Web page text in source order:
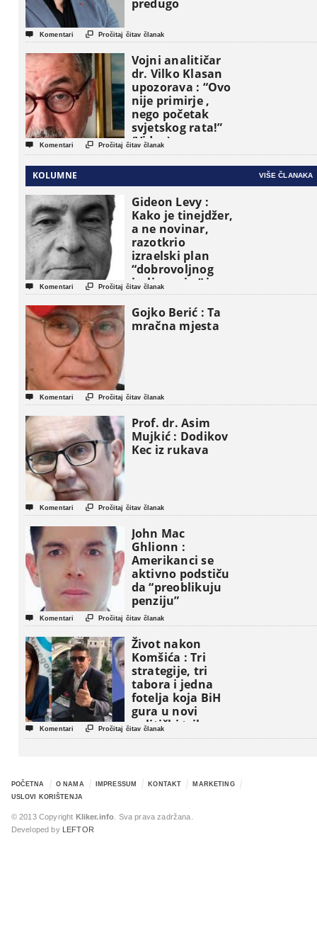
predugo
 Komentari  Pročitaj čitav članak
Vojni analitičar
dr. Vilko Klasan
upozorava : “Ovo
nije primirje ,
nego početak
svjetskog rata!”
(Video)
 Komentari  Pročitaj čitav članak
KOLUMNE VIŠE ČLANAKA
Gideon Levy :
Kako je tinejdžer,
a ne novinar,
razotkrio
izraelski plan
“dobrovoljnog
iseljavanja ” iz
Gaze
 Komentari  Pročitaj čitav članak
Gojko Berić : Ta
mračna mjesta
 Komentari  Pročitaj čitav članak
Prof. dr. Asim
Mujkić : Dodikov
Kec iz rukava
 Komentari  Pročitaj čitav članak
John Mac
Ghlionn :
Amerikanci se
aktivno podstiču
da “preoblikuju
penziju”
 Komentari  Pročitaj čitav članak
Život nakon
Komšića : Tri
strategije, tri
tabora i jedna
fotelja koja BiH
gura u novi
politički triler
 Komentari  Pročitaj čitav članak
POČETNA O NAMA IMPRESSUM KONTAKT
MARKETING
USLOVI KORIŠTENJA
© 2013 Copyright Kliker.info . Sva prava zadržana.
Developed by
LEFTOR